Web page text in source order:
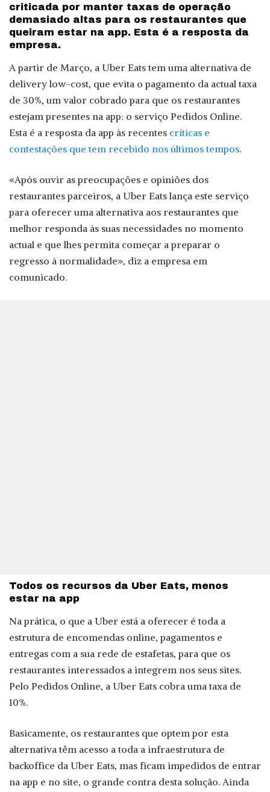
criticada por manter taxas de operação
demasiado altas para os restaurantes que
queiram estar na app. Esta é a resposta da
empresa.
A partir de Março, a Uber Eats tem uma alternativa de
delivery low-cost, que evita o pagamento da actual taxa
de 30%, um valor cobrado para que os restaurantes
estejam presentes na app: o serviço Pedidos Online.
Esta é a resposta da app às recentes críticas e
contestações que tem recebido nos últimos tempos.
«Após ouvir as preocupações e opiniões dos
restaurantes parceiros, a Uber Eats lança este serviço
para oferecer uma alternativa aos restaurantes que
melhor responda às suas necessidades no momento
actual e que lhes permita começar a preparar o
regresso à normalidade», diz a empresa em
comunicado.
Todos os recursos da Uber Eats, menos
estar na app
Na prática, o que a Uber está a oferecer é toda a
estrutura de encomendas online, pagamentos e
entregas com a sua rede de estafetas, para que os
restaurantes interessados a integrem nos seus sites.
Pelo Pedidos Online, a Uber Eats cobra uma taxa de
10%.
Basicamente, os restaurantes que optem por esta
alternativa têm acesso a toda a infraestrutura de
backoffice da Uber Eats, mas ficam impedidos de entrar
na app e no site, o grande contra desta solução. Ainda